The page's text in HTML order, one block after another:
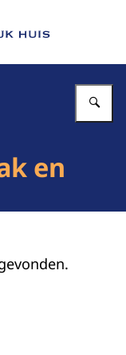
Koninklijk Huis
en